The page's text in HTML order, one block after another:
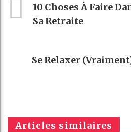
10 Choses À Faire
Sa Retraite
Se Relaxer
Articles similaires